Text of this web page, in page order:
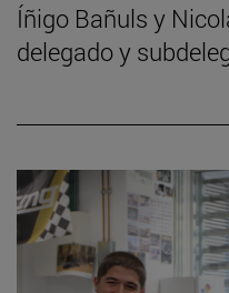
Íñigo Bañuls y
delegado y